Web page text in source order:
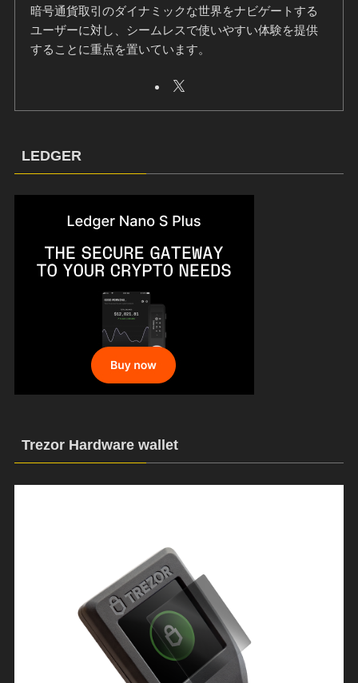
暗号通貨取引のダイナミックな世界をナビゲートする
ユーザーに対し、シームレスで使いやすい体験を提供
することに重点を置いています。
LEDGER
Trezor Hardware wallet